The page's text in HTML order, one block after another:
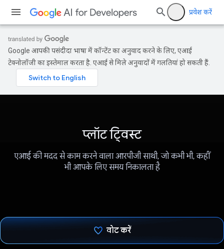
प्रवेश करें
Google आपकी पसंदीदा भाषा में कॉन्टेंट का अनुवाद करने के लिए, एआई
टेक्नोलॉजी का इस्तेमाल करता है. एआई से मिले अनुवादों में गलतियां हो सकती हैं.
प्लॉट ट्विस्ट
एआई की मदद से काम करने वाला आरपीजी साथी, जो कभी भी, कहीं
भी आपके लिए समय निकालता है
वोट करें